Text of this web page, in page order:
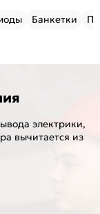
Банкетки
электрики,
вычитается из